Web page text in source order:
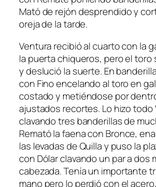
Mató de rejón desprendido y
oreja de la tarde.
Ventura recibió al cuarto con la
la puerta chiqueros, pero el toro
y deslució la suerte. En
con Fino encelando al toro en
costado y metiéndose por
ajustados recortes. Lo hizo todo
clavando tres banderillas de
Remató la faena con Bronce,
las levadas de Quilla y puso la
con Dólar clavando un par a dos
cabezada. Tenía un importante
mano pero lo perdió con el